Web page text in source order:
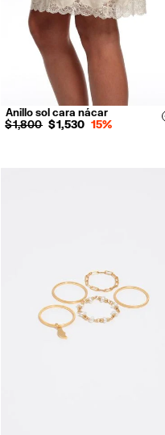
Anillo sol cara nácar
$ 1,800 $ 1,530 15%
14 16